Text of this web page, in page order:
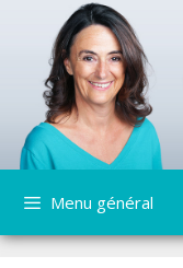
contenu
Menu général